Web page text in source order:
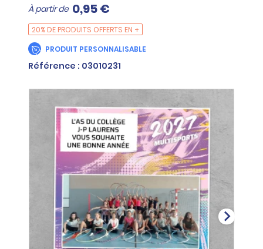
À partir de 0,95 €
20% DE PRODUITS OFFERTS EN +
PRODUIT PERSONNALISABLE
Référence : 03010231